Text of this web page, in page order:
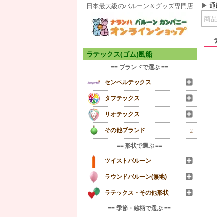
日本最大級のバルーン＆グッズ専門店 通
ラテックス(ゴム)風船
== ブランドで選ぶ ==
センペルテックス
タフテックス
リオテックス
その他ブランド
2
== 形状で選ぶ ==
ツイストバルーン
ラウンドバルーン(無地)
ラテックス・その他形状
== 季節・絵柄で選ぶ ==